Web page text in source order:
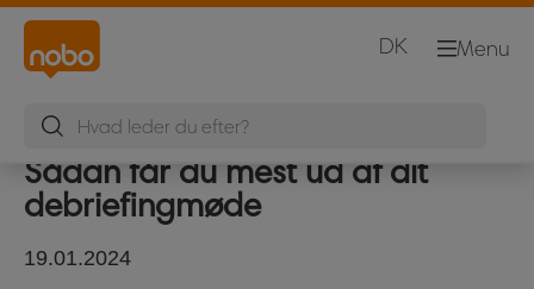
Menu
DK
Sådan får du mest ud af dit
debriefingmøde
19.01.2024